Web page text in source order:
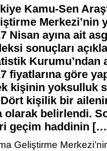
Kamu-Sen
Merkezi’nin
Nisan ayına ait
sonuçları
Kurumu’ndan
fiyatlarına göre
kişinin yoksulluk
Dört kişilik bir
olarak belirlendi.
geçim haddinin
Geliştirme